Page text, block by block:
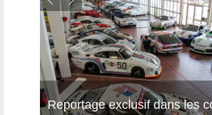
Reportage exclusif dans les
Découverte de la nouvelle